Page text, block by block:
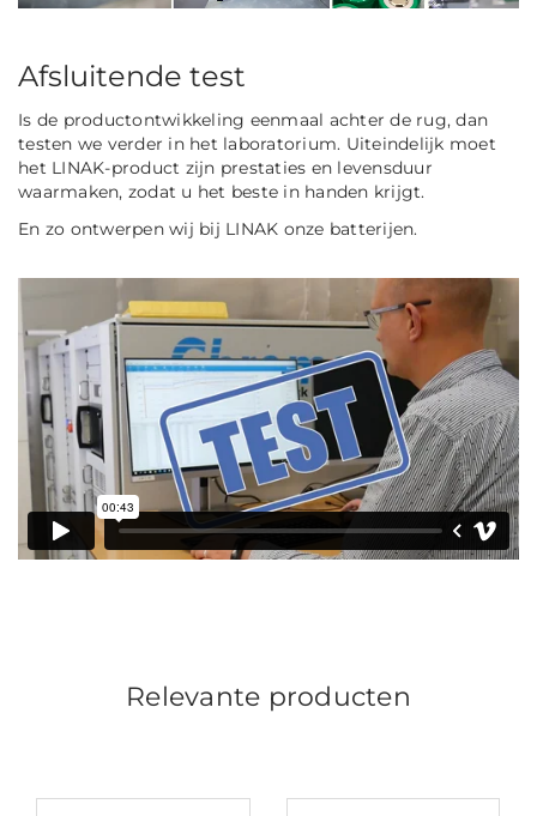
Afsluitende test
Is de productontwikkeling eenmaal achter de rug, dan
testen we verder in het laboratorium. Uiteindelijk moet
het LINAK-product zijn prestaties en levensduur
waarmaken, zodat u het beste in handen krijgt.
En zo ontwerpen wij bij LINAK onze batterijen.
Relevante producten